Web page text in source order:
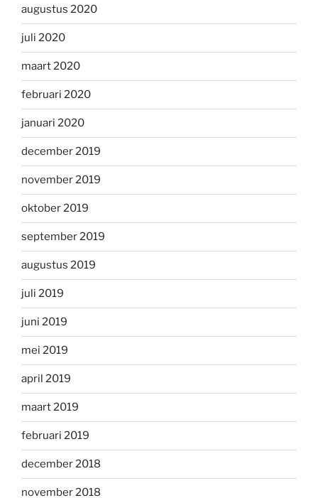
augustus 2020
juli 2020
maart 2020
februari 2020
januari 2020
december 2019
november 2019
oktober 2019
september 2019
augustus 2019
juli 2019
juni 2019
mei 2019
april 2019
maart 2019
februari 2019
december 2018
november 2018